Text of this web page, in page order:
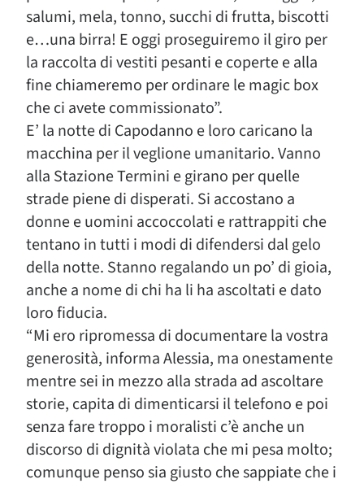
salumi, mela, tonno, succhi di frutta, biscotti
e…una birra! E oggi proseguiremo il giro per
la raccolta di vestiti pesanti e coperte e alla
fine chiameremo per ordinare le magic box
che ci avete commissionato”.
E’ la notte di Capodanno e loro caricano la
macchina per il veglione umanitario. Vanno
alla Stazione Termini e girano per quelle
strade piene di disperati. Si accostano a
donne e uomini accoccolati e rattrappiti che
tentano in tutti i modi di difendersi dal gelo
della notte. Stanno regalando un po’ di gioia,
anche a nome di chi ha li ha ascoltati e dato
loro fiducia.
“Mi ero ripromessa di documentare la vostra
generosità, informa Alessia, ma onestamente
mentre sei in mezzo alla strada ad ascoltare
storie, capita di dimenticarsi il telefono e poi
senza fare troppo i moralisti c’è anche un
discorso di dignità violata che mi pesa molto;
comunque penso sia giusto che sappiate che i